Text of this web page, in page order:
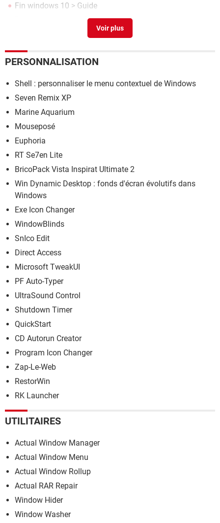
Fin windows 10 > Guide
> Guide
> Télécharger - Pilotes & Matériel
PERSONNALISATION
Shell : personnaliser le menu contextuel de Windows
Seven Remix XP
Marine Aquarium
Mouseposé
Euphoria
RT Se7en Lite
BricoPack Vista Inspirat Ultimate 2
Win Dynamic Desktop : fonds d'écran évolutifs dans
Windows
Exe Icon Changer
WindowBlinds
SnIco Edit
Direct Access
Microsoft TweakUI
PF Auto-Typer
UltraSound Control
Shutdown Timer
QuickStart
CD Autorun Creator
Program Icon Changer
Zap-Le-Web
RestorWin
RK Launcher
UTILITAIRES
Actual Window Manager
Actual Window Menu
Actual Window Rollup
Actual RAR Repair
Window Hider
Window Washer